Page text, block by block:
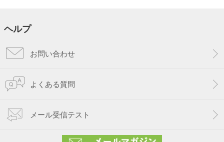
ヘルプ
お問い合わせ
よくある質問
メール受信テスト